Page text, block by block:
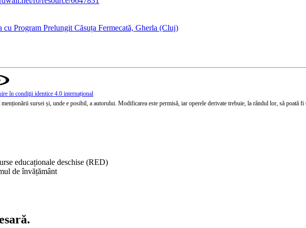
Program Prelungit Căsuța Fermecată, Gherla (Cluj)
în condiţii identice 4.0 internațional
sursei și, unde e posibil, a autorului. Modificarea este permisă, iar operele derivate trebuie, la rândul lor, să poată
educaționale deschise (RED)
de învățământ